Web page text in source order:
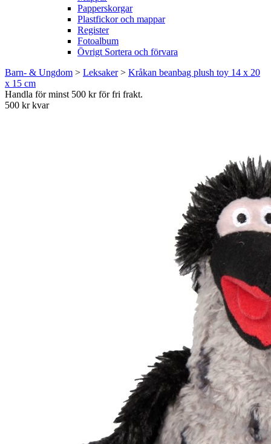
Papperskorgar
Plastfickor och mappar
Register
Fotoalbum
Övrigt Sortera och förvara
Barn- & Ungdom > Leksaker> Kråkan beanbag plush toy 14 x 20
x 15 cm
Handla för minst 500 kr för fri frakt.
500 kr kvar